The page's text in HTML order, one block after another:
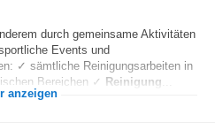
durch gemeinsame Aktivitäten
Events und
✓ sämtliche Reinigungsarbeiten in
Bereichen ✓ Reinigung
anzeigen